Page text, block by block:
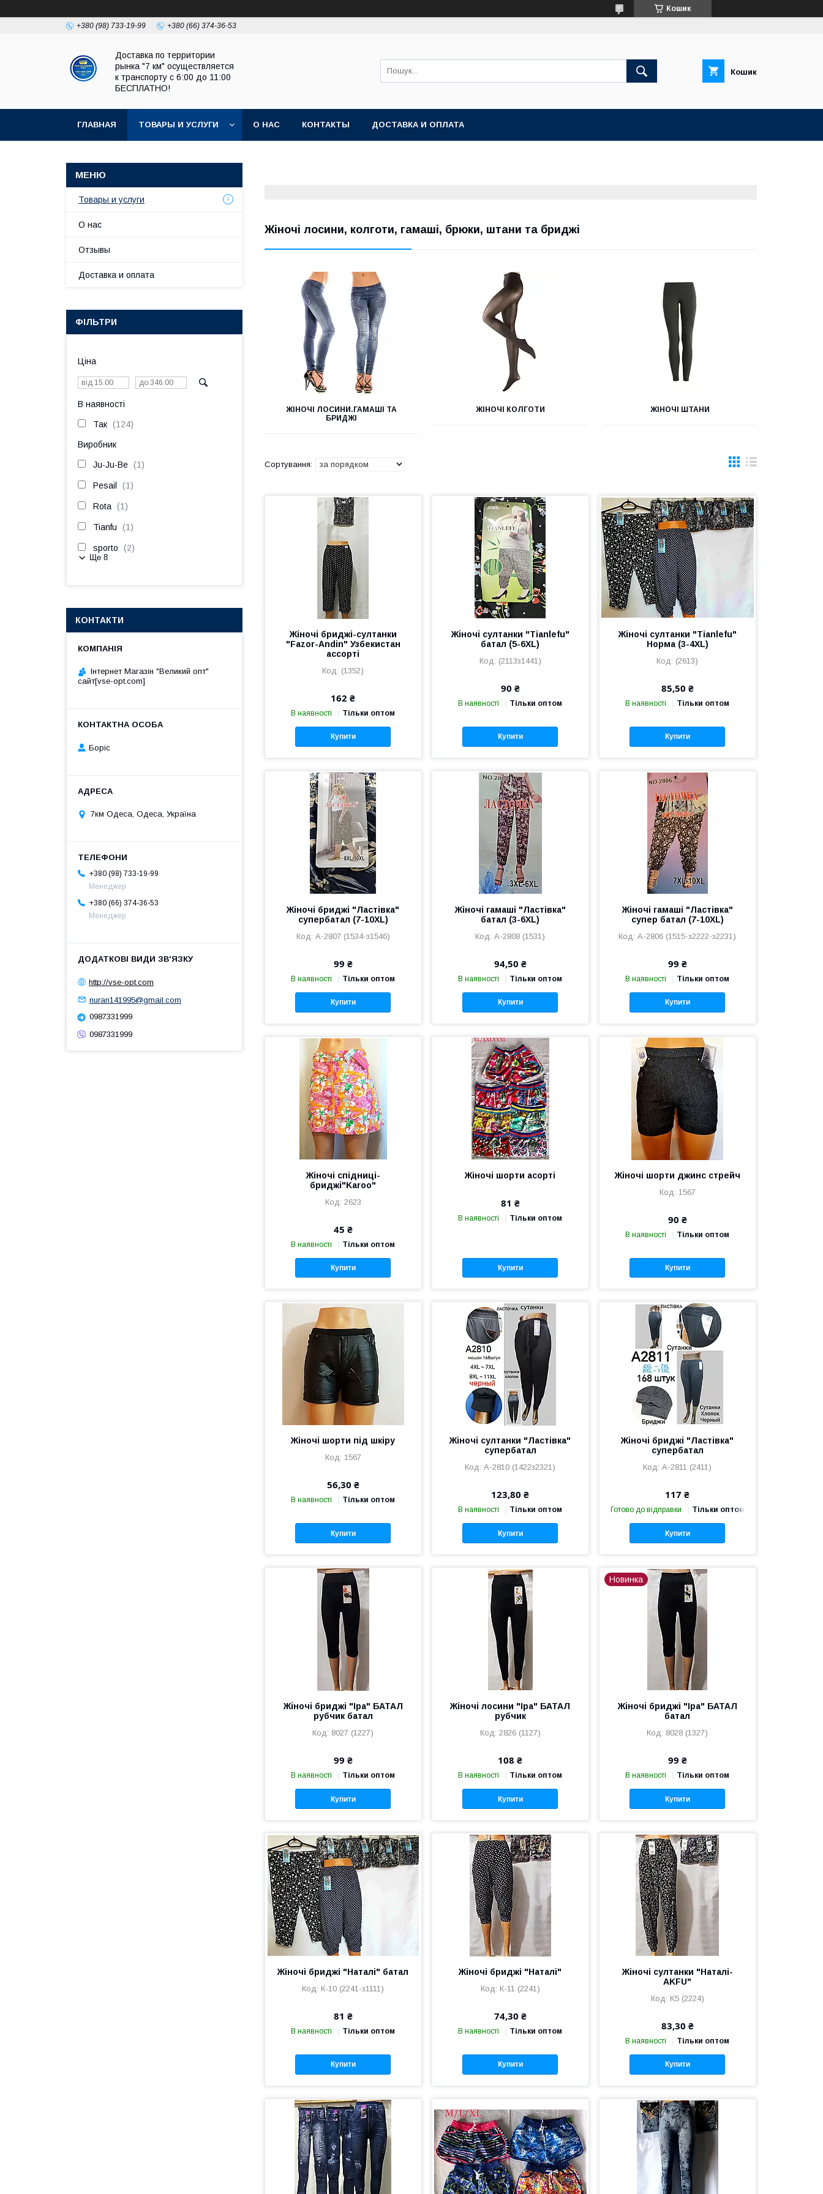
Кошик
+380 (98) 733-19-99 +380 (66) 374-36-53
Доставка по территории
рынка "7 км" осуществляется
к транспорту с 6:00 до 11:00
БЕСПЛАТНО!
Кошик
ГЛАВНАЯ ТОВАРЫ И УСЛУГИ О НАС КОНТАКТЫ ДОСТАВКА И ОПЛАТА
Жіночі лосини, колготи, гамаші, брюки, штани та бриджі
ЖІНОЧІ ЛОСИНИ.ГАМАШІ ТА
БРИДЖІ
ЖІНОЧІ КОЛГОТИ ЖІНОЧІ ШТАНИ
Жіночі бриджі-султанки
"Fazor-Andin" Узбекистан
ассорті
(1352)
162 ₴
В наявності Тільки оптом
Купити
Жіночі султанки "Tianlefu"
батал (5-6XL)
(2113з1441)
90 ₴
В наявності Тільки оптом
Купити
Жіночі султанки "Tianlefu"
Норма (3-4XL)
(2613)
85,50 ₴
В наявності Тільки оптом
Купити
Жіночі бриджі "Ластівка"
супербатал (7-10XL)
А-2807 (1534-з1546)
99 ₴
В наявності Тільки оптом
Купити
Жіночі гамаші "Ластівка"
батал (3-6XL)
A-2808 (1531)
94,50 ₴
В наявності Тільки оптом
Купити
Жіночі гамаші "Ластівка"
супер батал (7-10XL)
А-2806 (1515-з2222-з2231)
99 ₴
В наявності Тільки оптом
Купити
Жіночі спідниці-
бриджі"Karoo"
2623
45 ₴
В наявності Тільки оптом
Купити
Жіночі шорти асорті
81 ₴
В наявності Тільки оптом
Купити
Жіночі шорти джинс стрейч
1567
90 ₴
В наявності Тільки оптом
Купити
Жіночі шорти під шкіру
1567
56,30 ₴
В наявності Тільки оптом
Купити
Жіночі султанки "Ластівка"
супербатал
А-2810 (1422з2321)
123,80 ₴
В наявності Тільки оптом
Купити
Жіночі бриджі "Ластівка"
супербатал
А-2811 (2411)
117 ₴
Готово до відправки Тільки оптом
Купити
Жіночі бриджі "Іра" БАТАЛ
рубчик батал
8027 (1227)
99 ₴
В наявності Тільки оптом
Купити
Жіночі лосини "Іра" БАТАЛ
рубчик
2826 (1127)
108 ₴
В наявності Тільки оптом
Купити
Новинка
Жіночі бриджі "Іра" БАТАЛ
батал
8028 (1327)
99 ₴
В наявності Тільки оптом
Купити
Жіночі бриджі "Наталі" батал
К-10 (2241-з1111)
81 ₴
В наявності Тільки оптом
Купити
Жіночі бриджі "Наталі"
К-11 (2241)
74,30 ₴
В наявності Тільки оптом
Купити
Жіночі султанки "Наталі-
AKFU"
K5 (2224)
83,30 ₴
В наявності Тільки оптом
Купити
Товары и услуги
О нас
Отзывы
Доставка и оплата
ФІЛЬТРИ
Ціна
В наявності
Так 124
Виробник
Ju-Ju-Be 1
Pesail 1
Rota 1
Tianfu 1
sporto 2
Ще 8
КОНТАКТИ
Інтернет Магазін "Великий опт"
сайт[vse-opt.com]
Борiс
7км Одеса, Одеса, Україна
+380 (98) 733-19-99
Менеджер
+380 (66) 374-36-53
Менеджер
http://vse-opt.com
nuran141995@gmail.com
0987331999
0987331999